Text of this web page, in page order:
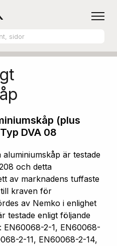
Aluminiumskåp
(plus
DVA 08
aluminiumskåp är testade
och detta
av marknadens tuffaste
kraven för
av Nemko i enlighet
testade enligt följande
EN60068-2-1, EN60068-
2-11, EN60068-2-14,